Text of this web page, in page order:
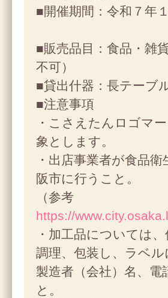
■開催期間：令和７年
■販売品目：食品・雑
不可）
■貸出什器：長テーブ
■注意事項
・こさえたんロゴマ
象とします。
・出店事業者が食品
阪市に行うこと。
（参考
https://
・加工品については
調理、包装し、ラベ
製造者（会社）名、
と。